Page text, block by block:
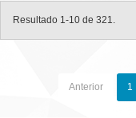
Resultado 1-10 de 321.
Anterior 1